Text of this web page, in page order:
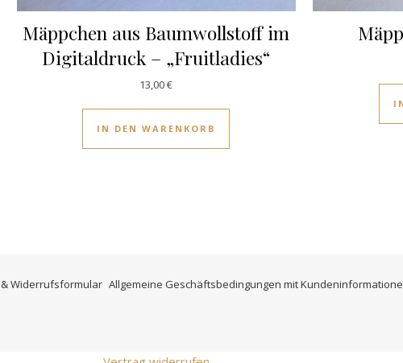
Mäppchen aus Baumwollstoff im
Digitaldruck – „Fruitladies“
13,00€
IN DEN WARENKORB
Widerrufsformular Allgemeine Geschäftsbedingungen mit